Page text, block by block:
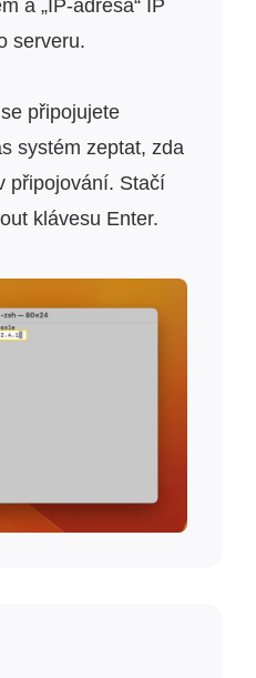
a „IP-adresa“ IP
serveru.
připojujete
systém zeptat, zda
připojování. Stačí
klávesu Enter.